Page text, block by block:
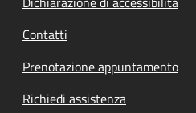
Contatti
Prenotazione appuntamento
Richiedi assistenza